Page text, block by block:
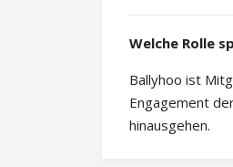
Welche Rolle
Ballyhoo ist
Engagement
hinausgehen.